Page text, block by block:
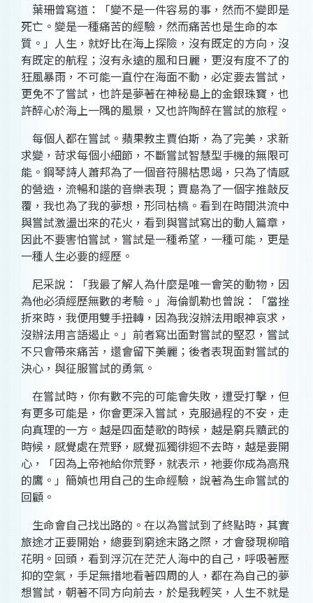
葉珊曾寫道：「變不是一件容易的事，然而不變即是
死亡。變是一種痛苦的經驗，然而痛苦也是生命的本
質。」人生，就好比在海上探險，沒有既定的方向，沒
有既定的航程；沒有永遠的風和日麗，更沒有度不了的
狂風暴雨，不可能一直佇在海面不動，必定要去嘗試，
更免不了嘗試，也許是夢著在神秘島上的金銀珠寶，也
許醉心於海上一隅的風景，又也許陶醉在嘗試的旅程。
每個人都在嘗試。蘋果教主賈伯斯，為了完美，求新
求變，苛求每個小細節，不斷嘗試智慧型手機的無限可
能。鋼琴詩人蕭邦為了一個音符腸枯思竭，只為了情感
的營造，流暢和諧的音樂表現；賈島為了一個字推敲反
覆，我也為了我的夢想，形同枯槁。看到在時間洪流中
與嘗試激盪出來的花火，看到與嘗試寫出的動人篇章，
因此不要害怕嘗試，嘗試是一種希望，一種可能，更是
一種人生必要的經歷。
尼采說：「我最了解人為什麼是唯一會笑的動物，因
為他必須經歷無數的考驗。」海倫凱勒也曾說：「當挫
折來時，我便用雙手扭轉，因為我沒辦法用眼神哀求，
沒辦法用言語遏止。」前者寫出面對嘗試的堅忍，嘗試
不只會帶來痛苦，還會留下美麗；後者表現面對嘗試的
決心，與征服嘗試的勇氣。
在嘗試時，你有數不完的可能會失敗，遭受打擊，但
有更多可能是，你會更深入嘗試，克服過程的不安，走
向真理的一方。越是四面楚歌的時候，越是窮兵黷武的
時候，感覺處在荒野，感覺孤獨徘迴不去時，越是要開
心，「因為上帝祂給你荒野，就表示，祂要你成為高飛
的鷹。」簡媜也用自己的生命經驗，說著為生命嘗試的
回顧。
生命會自己找出路的。在以為嘗試到了終點時，其實
旅途才正要開始，總要到窮途末路之際，才會發現柳暗
花明。回頭，看到浮沉在茫茫人海中的自己，呼吸著壓
抑的空氣，手足無措地看著四周的人，都在為自己的夢
想嘗試，朝著不同方向前去，於是我輕笑，人生不就是